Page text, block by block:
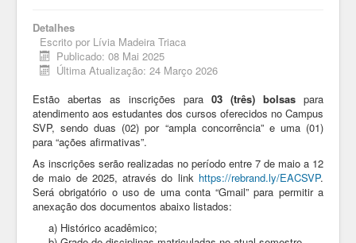
Detalhes
Escrito por Lívia Madeira Triaca
Publicado: 08 Mai 2025
Última Atualização: 24 Março 2026
Estão abertas as inscrições para 03 (três) bolsas para
atendimento aos estudantes dos cursos oferecidos no Campus
SVP, sendo duas (02) por “ampla concorrência” e uma (01)
para “ações afirmativas”.
As inscrições serão realizadas no período entre 7 de maio a 12
de maio de 2025, através do link https://rebrand.ly/EACSVP.
Será obrigatório o uso de uma conta “Gmail” para permitir a
anexação dos documentos abaixo listados:
a) Histórico acadêmico;